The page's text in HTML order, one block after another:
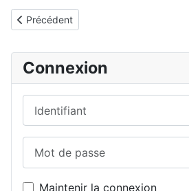
Détails
Article précédent : Ronde 1 tournoi
Précédent
Connexion
Maintenir la connexion